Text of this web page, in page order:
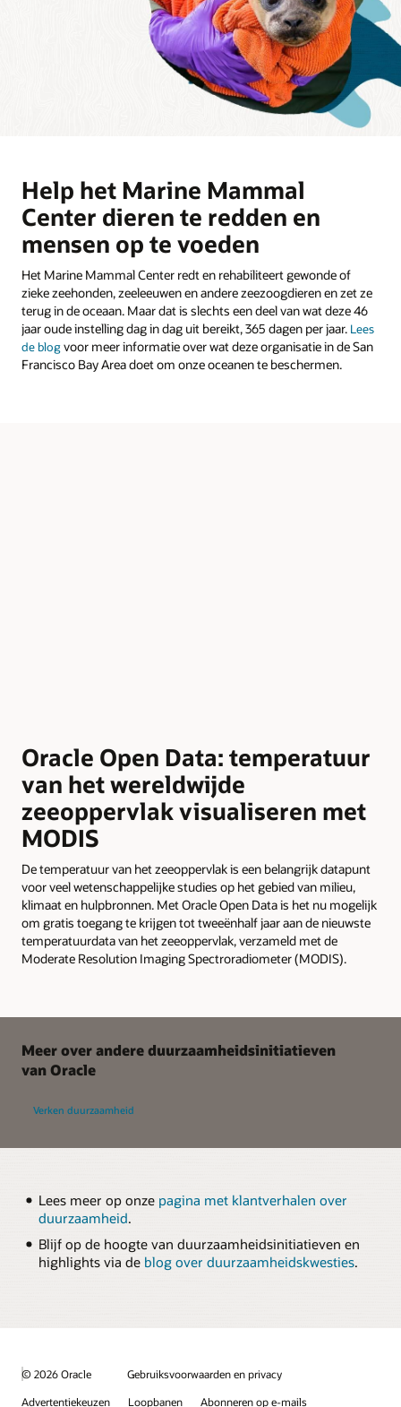
Help het Marine Mammal
Center dieren te redden en
mensen op te voeden
Het Marine Mammal Center redt en rehabiliteert gewonde of
zieke zeehonden, zeeleeuwen en andere zeezoogdieren en zet ze
terug in de oceaan. Maar dat is slechts een deel van wat deze 46
jaar oude instelling dag in dag uit bereikt, 365 dagen per jaar. Lees
de blogvoor meer informatie over wat deze organisatie in de San
Francisco Bay Area doet om onze oceanen te beschermen.
Oracle Open Data: temperatuur
van het wereldwijde
zeeoppervlak visualiseren met
MODIS
De temperatuur van het zeeoppervlak is een belangrijk datapunt
voor veel wetenschappelijke studies op het gebied van milieu,
klimaat en hulpbronnen. Met Oracle Open Data is het nu mogelijk
om gratis toegang te krijgen tot tweeënhalf jaar aan de nieuwste
temperatuurdata van het zeeoppervlak, verzameld met de
Moderate Resolution Imaging Spectroradiometer (MODIS).
Meer over andere duurzaamheidsinitiatieven
van Oracle
Verken duurzaamheid
Lees meer op onze pagina met klantverhalen over
duurzaamheid.
Blijf op de hoogte van duurzaamheidsinitiatieven en
highlights via de blog over duurzaamheidskwesties.
© 2026 Oracle
Gebruiksvoorwaarden en privacy
Advertentiekeuzen
Loopbanen Abonneren op e-mails